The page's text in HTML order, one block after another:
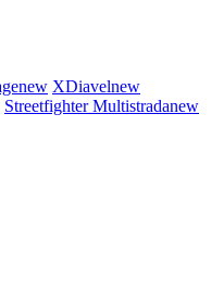
new XDiavelnew
StreetfighterMultistradanew